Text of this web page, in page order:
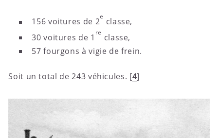
156 voitures de 2
e
classe,
30 voitures de 1
re
classe,
57 fourgons à vigie de frein.
Soit un total de 243 véhicules. [4]